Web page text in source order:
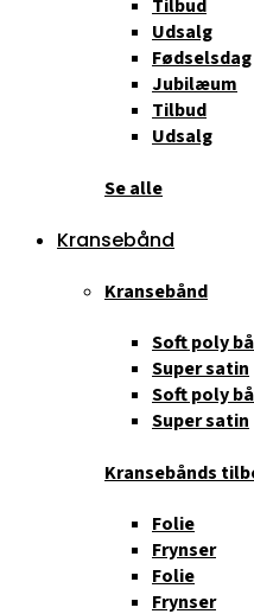
Tilbud
Udsalg
Fødselsdag
Jubilæum
Tilbud
Udsalg
Se alle
Kransebånd
Kransebånd
Soft poly
Super satin
Soft poly
Super satin
Kransebånds
Folie
Frynser
Folie
Frynser